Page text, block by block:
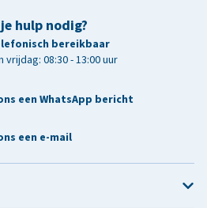
hulp nodig?
bereikbaar
vrijdag: 08:30 - 13:00 uur
een WhatsApp bericht
een e-mail